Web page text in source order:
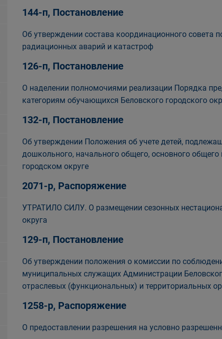
144-п, Постановление
Об утверждении состава координационного совета
радиационных аварий и катастроф
126-п, Постановление
О наделении полномочиями реализации Порядка
категориям обучающихся Беловского городского
132-п, Постановление
Об утверждении Положения об учете детей,
дошкольного, начального общего, основного
городском округе
2071-р, Распоряжение
УТРАТИЛО СИЛУ. О размещении сезонных
округа
129-п, Постановление
Об утверждении положения о комиссии по
муниципальных служащих Администрации
отраслевых (функциональных) и территориальных
1258-р, Распоряжение
О предоставлении разрешения на условно